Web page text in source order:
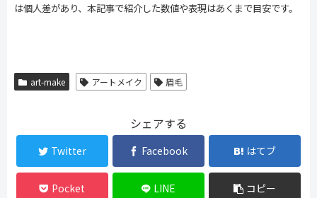
は個人差があり、本記事で紹介した数値や表現はあくまで目安です。
art-make アートメイク 眉毛
シェアする
Twitter Facebook はてブ
Pocket LINE コピー